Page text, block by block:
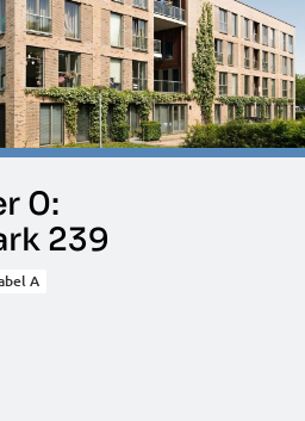
0:
239
A